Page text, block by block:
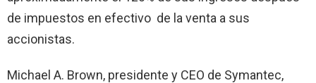
de impuestos en efectivo de la venta a sus
accionistas.
Michael A. Brown, presidente y CEO de Symantec,